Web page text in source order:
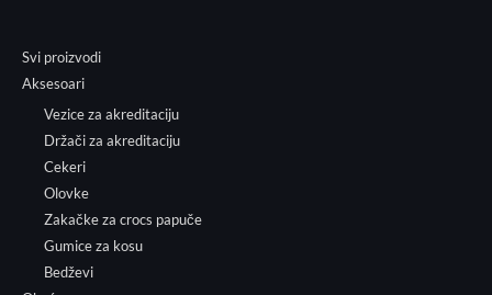
Svi proizvodi
Aksesoari
Vezice za akreditaciju
Držači za akreditaciju
Cekeri
Olovke
Zakačke za crocs papuče
Gumice za kosu
Bedževi